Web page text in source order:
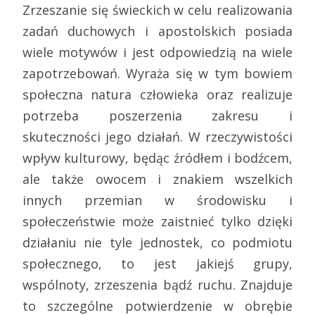
Zrzeszanie się świeckich w celu realizowania
zadań duchowych i apostolskich posiada
wiele motywów i jest odpowiedzią na wiele
zapotrzebowań. Wyraża się w tym bowiem
społeczna natura człowieka oraz realizuje
potrzeba poszerzenia zakresu i
skuteczności jego działań. W rzeczywistości
wpływ kulturowy, będąc źródłem i bodźcem,
ale także owocem i znakiem wszelkich
innych przemian w środowisku i
społeczeństwie może zaistnieć tylko dzięki
działaniu nie tyle jednostek, co podmiotu
społecznego, to jest jakiejś grupy,
wspólnoty, zrzeszenia bądź ruchu. Znajduje
to szczególne potwierdzenie w obrębie